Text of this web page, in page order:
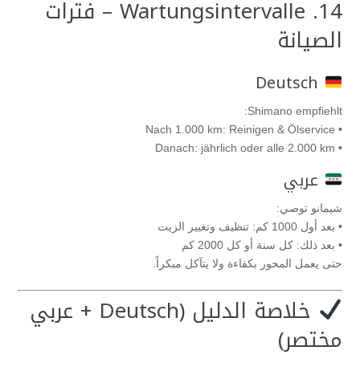
14. Wartungsintervalle – فترات
الصيانة
Shimano empfiehlt:
• Nach 1.000 km: Reinigen & Ölservice
• Danach: jährlich oder alle 2.000 km
عربي
شيمانو توصي:
• بعد أول 1000 كم: تنظيف وتغيير الزيت
• بعد ذلك: كل سنة أو كل 2000 كم
حتى يعمل المحور بكفاءة ولا يتآكل مبكراً.
خلاصة الدليل (Deutsch + عربي
مختصر)